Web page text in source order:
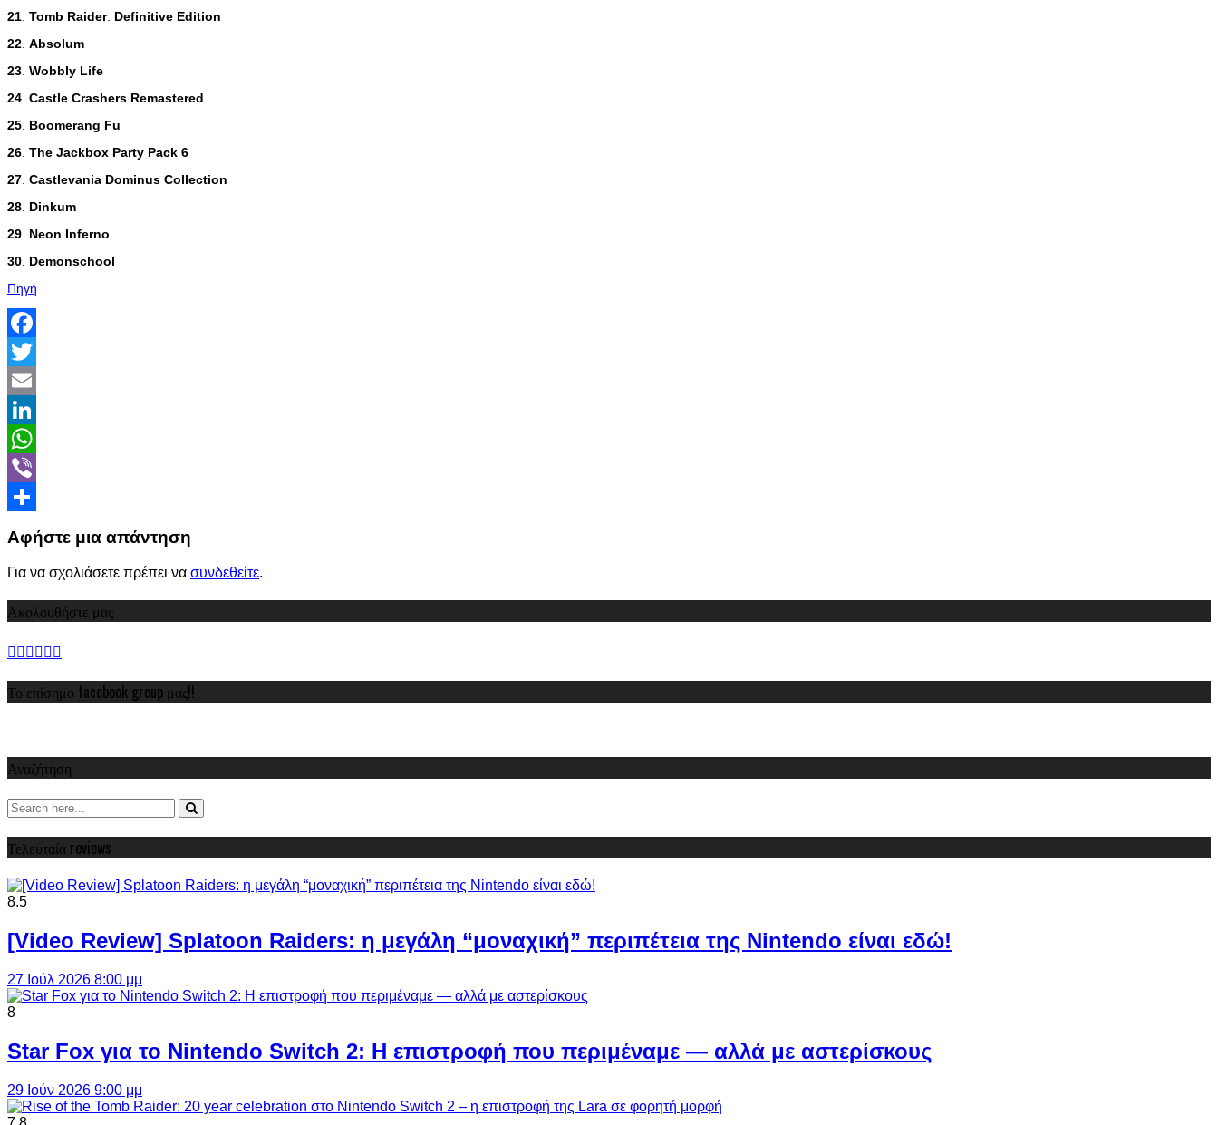
21 Tomb Raider: Definitive Edition
22 Absolum
23 Wobbly Life
24 Castle Crashers Remastered
25 Boomerang Fu
26 The Jackbox Party Pack 6
27 Castlevania Dominus Collection
28 Dinkum
29 Neon Inferno
30 Demonschool
Πηγή
Facebook
Twitter
Email
LinkedIn
WhatsApp
Viber
Αφήστε μια απάντηση
Για να σχολιάσετε πρέπει να συνδεθείτε.
Ακολουθήστε μας
Το επίσημο facebook group μας!!
Αναζήτηση
Τελευταία reviews
8.5
[Video Review] Splatoon Raiders: η μεγάλη “μοναχική” περιπέτεια της Nintendo είναι εδώ!
27 Ιούλ 2026 8:00 μμ
8
Star Fox για το Nintendo Switch 2: Η επιστροφή που περιμέναμε — αλλά με αστερίσκους
29 Ιούν 2026 9:00 μμ